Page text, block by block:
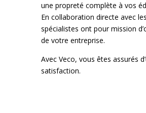
une propreté complète à vos
En collaboration directe avec
spécialistes ont pour mission
de votre entreprise.
Avec Veco, vous êtes assurés
satisfaction.